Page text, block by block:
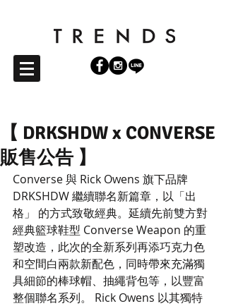
【 DRKSHDW x CONVERSE
販售公告 】
Converse 與 Rick Owens 旗下品牌
DRKSHDW 繼續聯名新篇章，以「出
格」 的方式致敬經典。延續先前雙方對
經典籃球鞋型 Converse Weapon 的重
塑改造，此次的全新系列再添巧克力色
和空間白兩款新配色，同時帶來充滿獨
具細節的棒球帽、抽繩背包等，以豐富
整個聯名系列。 Rick Owens 以其獨特